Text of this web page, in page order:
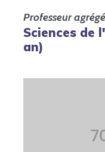
Professeur agrégé
Sciences de
an)